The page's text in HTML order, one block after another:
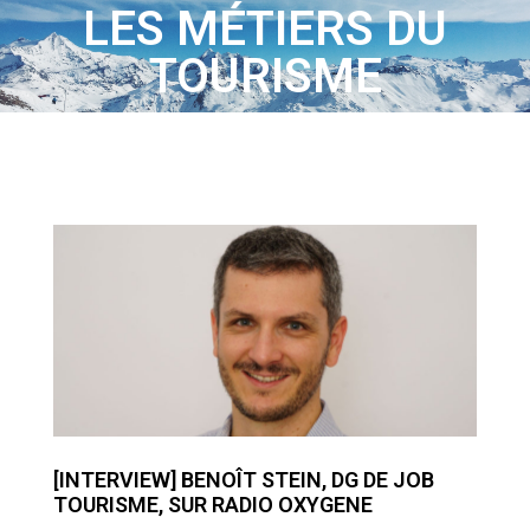
LES MÉTIERS DU
TOURISME
[INTERVIEW] BENOÎT STEIN, DG DE JOB
TOURISME, SUR RADIO OXYGENE